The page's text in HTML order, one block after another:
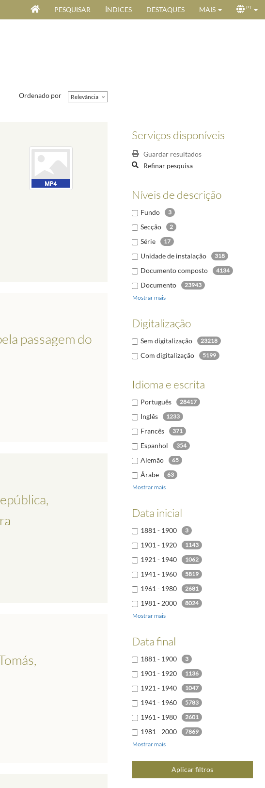
PESQUISAR ÍNDICES DESTAQUES MAIS PT
Serviços disponíveis
Guardar resultados
Refinar pesquisa
Níveis de descrição
Fundo 3
Secção 2
Série 17
Unidade de instalação 318
Documento composto 4134
Documento
23943
Mostrar mais
Digitalização
Sem digitalização 23218
Com digitalização 5199
Idioma e escrita
Português 28417
Inglês 1233
Francês 371
Espanhol 354
Alemão 65
Árabe 63
Italiano
Búlgaro 24
Russo 23
Mostrar mais
Data inicial
1881 - 1900 3
1901 - 1920 1143
1921 - 1940 1062
1941 - 1960 5819
1961 - 1980 2681
1981 - 2000 8024
2001 - 2020
Mostrar mais
Data final
1881 - 1900 3
1901 - 1920 1136
1921 - 1940 1047
1941 - 1960 5783
1961 - 1980 2601
1981 - 2000 7869
2001 - 2020
2021 - 2040 6
Mostrar mais
Aplicar filtros
Ordenado por Relevância
passagem do